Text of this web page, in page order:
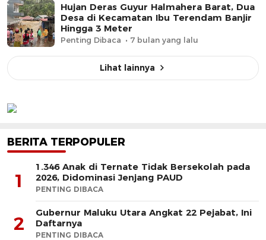
​Hujan Deras Guyur Halmahera Barat, Dua
Desa di Kecamatan Ibu Terendam Banjir
Hingga 3 Meter
Penting Dibaca 7 bulan yang lalu
Lihat lainnya
BERITA TERPOPULER
1
1.346 Anak di Ternate Tidak Bersekolah pada
2026, Didominasi Jenjang PAUD
PENTING DIBACA
2
Gubernur Maluku Utara Angkat 22 Pejabat, Ini
Daftarnya
PENTING DIBACA